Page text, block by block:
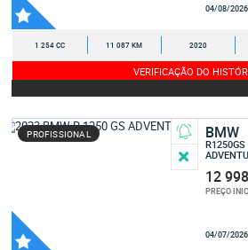
04/08/2026
1 254 CC 11 087 KM 2020
VERIFICAÇÃO DO
PROFISSIONAL BMW
R1250GS
12
PREÇO
04/07/2026